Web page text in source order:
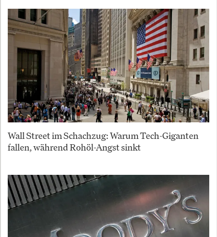
Wall Street im Schachzug: Warum Tech-Giganten
fallen, während Rohöl-Angst sinkt